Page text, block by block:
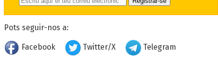
Pots seguir-nos a:
Facebook Twitter/X Telegram